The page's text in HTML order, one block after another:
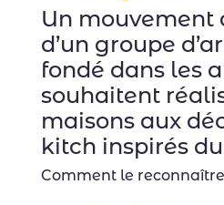
Un mouvement
d’un groupe
fondé dans les
souhaitent
maisons aux
kitch inspirés
Comment le